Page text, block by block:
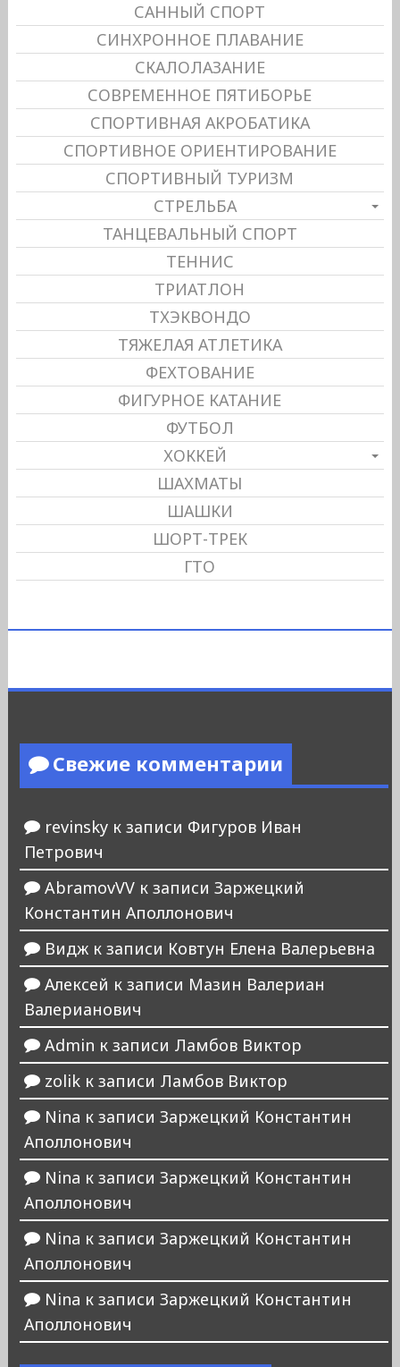
САННЫЙ СПОРТ
СИНХРОННОЕ ПЛАВАНИЕ
СКАЛОЛАЗАНИЕ
СОВРЕМЕННОЕ ПЯТИБОРЬЕ
СПОРТИВНАЯ АКРОБАТИКА
СПОРТИВНОЕ ОРИЕНТИРОВАНИЕ
СПОРТИВНЫЙ ТУРИЗМ
СТРЕЛЬБА
ТАНЦЕВАЛЬНЫЙ СПОРТ
ТЕННИС
ТРИАТЛОН
ТХЭКВОНДО
ТЯЖЕЛАЯ АТЛЕТИКА
ФЕХТОВАНИЕ
ФИГУРНОЕ КАТАНИЕ
ФУТБОЛ
ХОККЕЙ
ШАХМАТЫ
ШАШКИ
ШОРТ-ТРЕК
ГТО
Свежие комментарии
revinskyк записи Фигуров Иван
Петрович
AbramovVVк записи Заржецкий
Константин Аполлонович
Виджк записи Ковтун Елена Валерьевна
Алексей к записи Мазин Валериан
Валерианович
Admin к записи Ламбов Виктор
zolikк записи Ламбов Виктор
Nina к записи Заржецкий Константин
Аполлонович
Nina к записи Заржецкий Константин
Аполлонович
Nina к записи Заржецкий Константин
Аполлонович
Nina к записи Заржецкий Константин
Аполлонович